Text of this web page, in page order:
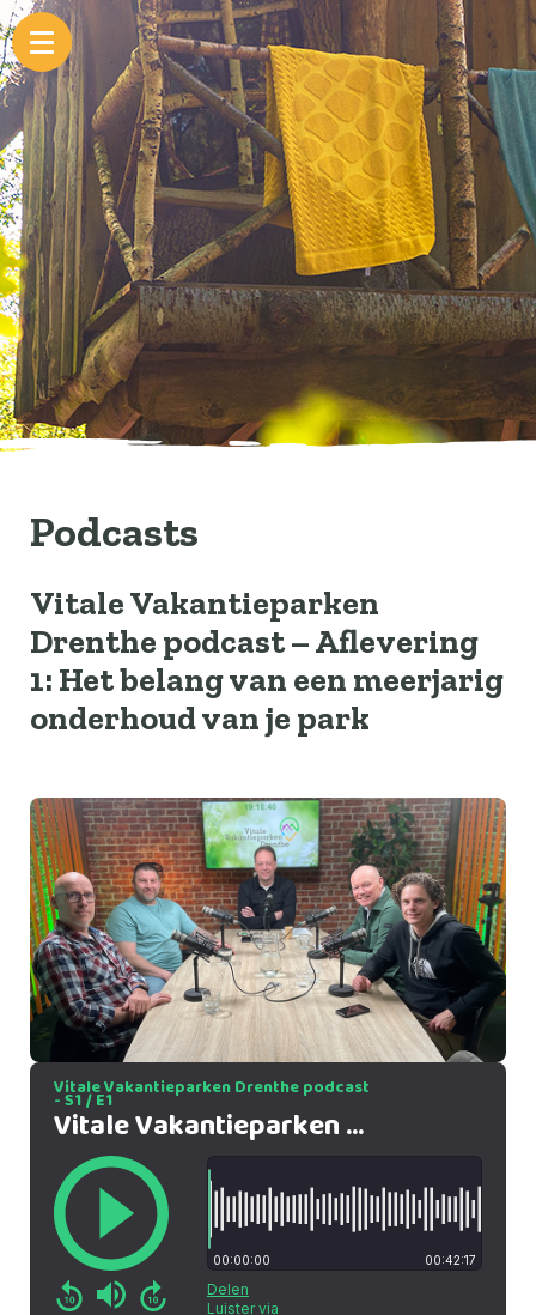
Podcasts
Vitale Vakantieparken
Drenthe podcast – Aflevering
1: Het belang van een meerjarig
onderhoud van je park